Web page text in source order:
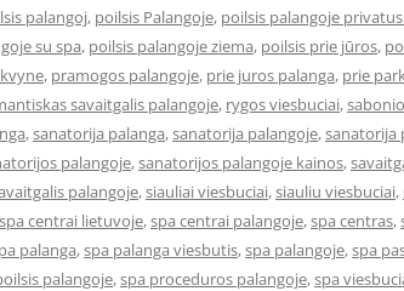
palangoj, poilsis Palangoje, poilsis palangoje
su spa, poilsis palangoje ziema, poilsis prie jūros,
, pramogos palangoje, prie juros palanga, prie
savaitgalis palangoje, rygos viesbuciai,
,sanatorija palanga,sanatorija palangoje,sanatorija
palangoje,sanatorijos palangoje kainos,
palangoje,siauliai viesbuciai,siauliu viesbuciai,
spa centrai lietuvoje,spa centrai palangoje,spa centras,
palanga,spa palanga viesbutis,spa palangoje,spa
palangoje,spa proceduros palangoje,spa